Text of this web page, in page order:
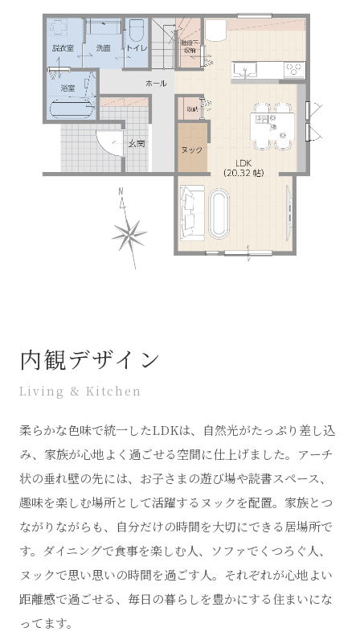
内観デザイン
Living & Kitchen
柔らかな色味で統一したLDKは、自然光がたっぷり差し込
み、家族が心地よく過ごせる空間に仕上げました。アーチ
状の垂れ壁の先には、お子さまの遊び場や読書スペース、
趣味を楽しむ場所として活躍するヌックを配置。家族とつ
ながりながらも、自分だけの時間を大切にできる居場所で
す。ダイニングで食事を楽しむ人、ソファでくつろぐ人、
ヌックで思い思いの時間を過ごす人。それぞれが心地よい
距離感で過ごせる、毎日の暮らしを豊かにする住まいにな
ってます。